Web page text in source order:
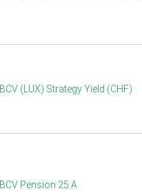
BCV (LUX) Strategy Yield (CHF)
BCV Pension 25 A